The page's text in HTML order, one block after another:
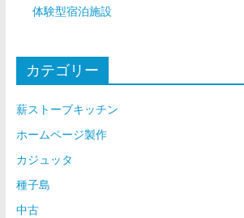
体験型宿泊施設
カテゴリー
薪ストーブキッチン
ホームページ製作
カジュッタ
種子島
中古